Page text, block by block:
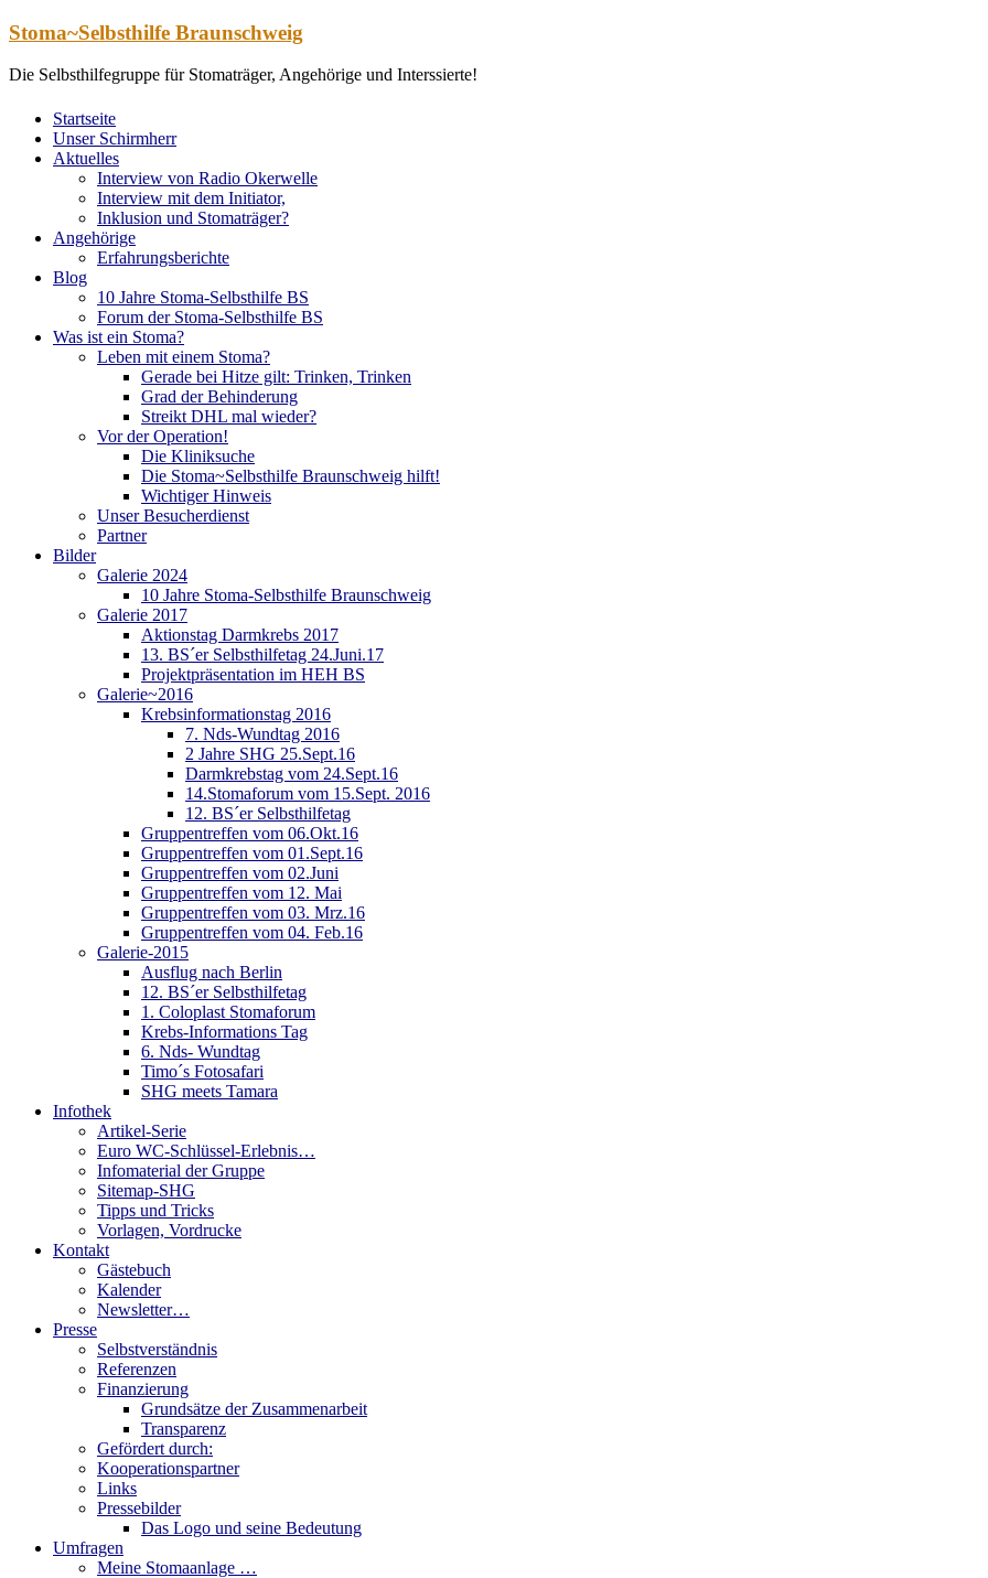
Zum
springen
Stoma~Selbsthilfe Braunschweig
Die Selbsthilfegruppe für Stomaträger, Angehörige und Interssierte!
Startseite
Unser Schirmherr
Aktuelles
Interview von Radio Okerwelle
Interview mit dem Initiator,
Inklusion und Stomaträger?
Angehörige
Erfahrungsberichte
Blog
10 Jahre Stoma-Selbsthilfe BS
Forum der Stoma-Selbsthilfe BS
Was ist ein Stoma?
Leben mit einem Stoma?
Gerade bei Hitze gilt: Trinken, Trinken
Grad der Behinderung
Streikt DHL mal wieder?
Vor der Operation!
Die Kliniksuche
Die Stoma~Selbsthilfe Braunschweig hilft!
Wichtiger Hinweis
Unser Besucherdienst
Partner
Bilder
Galerie 2024
10 Jahre Stoma-Selbsthilfe Braunschweig
Galerie 2017
Aktionstag Darmkrebs 2017
13. BS´er Selbsthilfetag 24.Juni.17
Projektpräsentation im HEH BS
Galerie~2016
Krebsinformationstag 2016
7. Nds-Wundtag 2016
2 Jahre SHG 25.Sept.16
Darmkrebstag vom 24.Sept.16
14.Stomaforum vom 15.Sept. 2016
12. BS´er Selbsthilfetag
Gruppentreffen vom 06.Okt.16
Gruppentreffen vom 01.Sept.16
Gruppentreffen vom 02.Juni
Gruppentreffen vom 12. Mai
Gruppentreffen vom 03. Mrz.16
Gruppentreffen vom 04. Feb.16
Galerie-2015
Ausflug nach Berlin
12. BS´er Selbsthilfetag
1. Coloplast Stomaforum
Krebs-Informations Tag
6. Nds- Wundtag
Timo´s Fotosafari
SHG meets Tamara
Infothek
Artikel-Serie
Euro WC-Schlüssel-Erlebnis…
Infomaterial der Gruppe
Sitemap-SHG
Tipps und Tricks
Vorlagen, Vordrucke
Kontakt
Gästebuch
Kalender
Newsletter…
Presse
Selbstverständnis
Referenzen
Finanzierung
Grundsätze der Zusammenarbeit
Transparenz
Gefördert durch:
Kooperationspartner
Links
Pressebilder
Das Logo und seine Bedeutung
Umfragen
Meine Stomaanlage …